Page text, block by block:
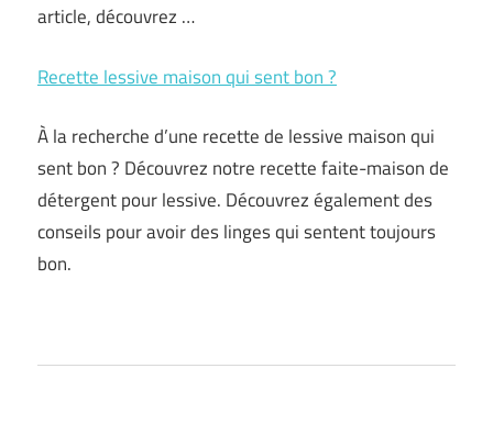
article, découvrez …
Recette lessive maison qui sent bon ?
À la recherche d’une recette de lessive maison qui
sent bon ? Découvrez notre recette faite-maison de
détergent pour lessive. Découvrez également des
conseils pour avoir des linges qui sentent toujours
bon.